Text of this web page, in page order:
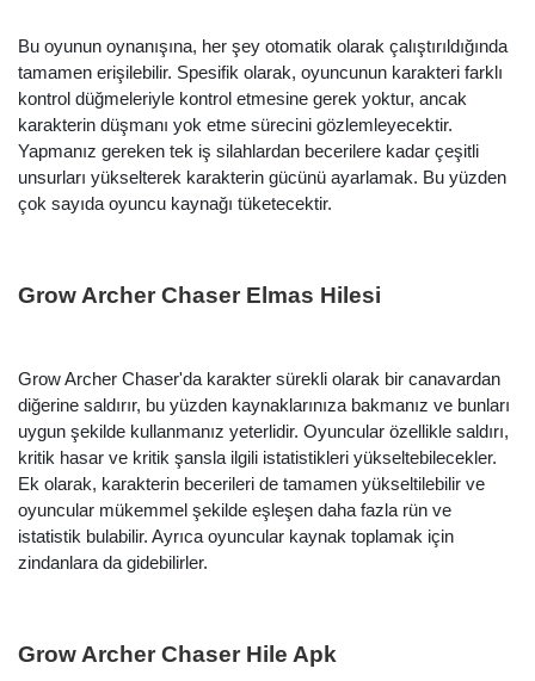
Bu oyunun oynanışına, her şey otomatik olarak çalıştırıldığında
tamamen erişilebilir. Spesifik olarak, oyuncunun karakteri farklı
kontrol düğmeleriyle kontrol etmesine gerek yoktur, ancak
karakterin düşmanı yok etme sürecini gözlemleyecektir.
Yapmanız gereken tek iş silahlardan becerilere kadar çeşitli
unsurları yükselterek karakterin gücünü ayarlamak. Bu yüzden
çok sayıda oyuncu kaynağı tüketecektir.
Grow Archer Chaser Elmas Hilesi
Grow Archer Chaser'da karakter sürekli olarak bir canavardan
diğerine saldırır, bu yüzden kaynaklarınıza bakmanız ve bunları
uygun şekilde kullanmanız yeterlidir. Oyuncular özellikle saldırı,
kritik hasar ve kritik şansla ilgili istatistikleri yükseltebilecekler.
Ek olarak, karakterin becerileri de tamamen yükseltilebilir ve
oyuncular mükemmel şekilde eşleşen daha fazla rün ve
istatistik bulabilir. Ayrıca oyuncular kaynak toplamak için
zindanlara da gidebilirler.
Grow Archer Chaser Hile Apk